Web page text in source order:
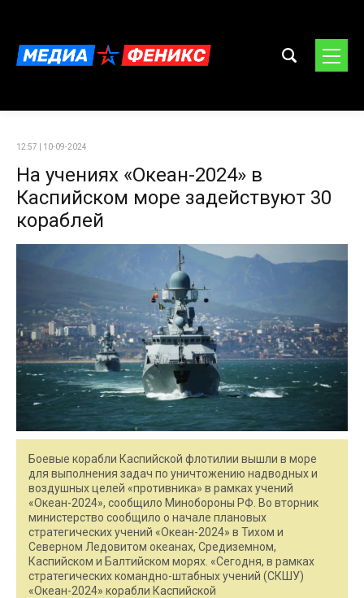
12:57 | 10-09-2024
На учениях «Океан-2024» в
Каспийском море задействуют 30
кораблей
Боевые корабли Каспийской флотилии вышли в море
для выполнения задач по уничтожению надводных и
воздушных целей «противника» в рамках учений
«Океан-2024», сообщило Минобороны РФ. Во вторник
министерство сообщило о начале плановых
стратегических учений «Океан-2024» в Тихом и
Северном Ледовитом океанах, Средиземном,
Каспийском и Балтийском морях. «Сегодня, в рамках
стратегических командно-штабных учений (СКШУ)
«Океан-2024» корабли Каспийской